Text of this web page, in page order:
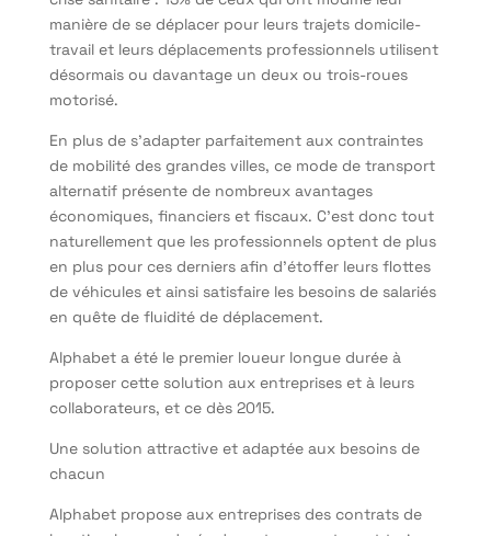
manière de se déplacer pour leurs trajets domicile-
travail et leurs déplacements professionnels utilisent
désormais ou davantage un deux ou trois-roues
motorisé.
En plus de s’adapter parfaitement aux contraintes
de mobilité des grandes villes, ce mode de transport
alternatif présente de nombreux avantages
économiques, financiers et fiscaux. C’est donc tout
naturellement que les professionnels optent de plus
en plus pour ces derniers afin d’étoffer leurs flottes
de véhicules et ainsi satisfaire les besoins de salariés
en quête de fluidité de déplacement.
Alphabet a été le premier loueur longue durée à
proposer cette solution aux entreprises et à leurs
collaborateurs, et ce dès 2015.
Une solution attractive et adaptée aux besoins de
chacun
Alphabet propose aux entreprises des contrats de